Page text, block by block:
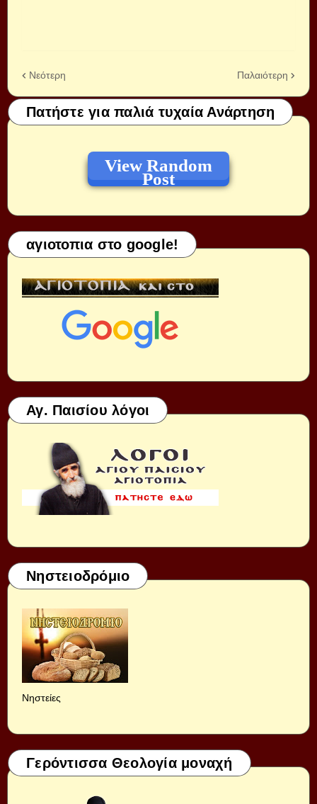
Νεότερη Παλαιότερη
Πατήστε για παλιά τυχαία Ανάρτηση
View Random
Post
αγιοτοπια στο google!
Αγ. Παισίου λόγοι
Νηστειοδρόμιο
Νηστείες
Γερόντισσα Θεολογία μοναχή